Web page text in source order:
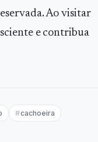
Ao visitar
e contribua
cachoeira